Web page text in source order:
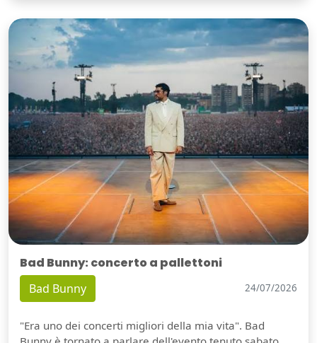
Bad Bunny: concerto a pallettoni
Bad Bunny 24/07/2026
"Era uno dei concerti migliori della mia vita". Bad